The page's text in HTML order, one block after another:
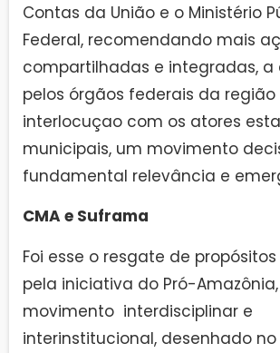
Contas da União e o Ministério
Federal, recomendando mais
compartilhadas e integradas,
pelos órgãos federais da região
interlocuçao com os atores
municipais, um movimento
fundamental relevância e
CMA e Suframa
Foi esse o resgate de
pela iniciativa do Pró-
movimento interdisciplinar e
interinstitucional, desenhado